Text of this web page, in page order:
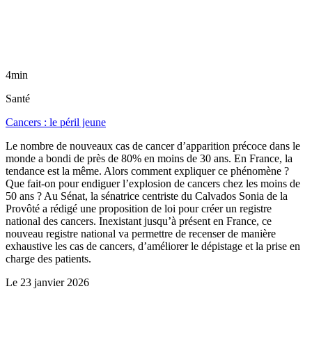
4min
Santé
Cancers : le péril jeune
Le nombre de nouveaux cas de cancer d’apparition précoce dans le
monde a bondi de près de 80% en moins de 30 ans. En France, la
tendance est la même. Alors comment expliquer ce phénomène ?
Que fait-on pour endiguer l’explosion de cancers chez les moins de
50 ans ? Au Sénat, la sénatrice centriste du Calvados Sonia de la
Provôté a rédigé une proposition de loi pour créer un registre
national des cancers. Inexistant jusqu’à présent en France, ce
nouveau registre national va permettre de recenser de manière
exhaustive les cas de cancers, d’améliorer le dépistage et la prise en
charge des patients.
Le 23 janvier 2026